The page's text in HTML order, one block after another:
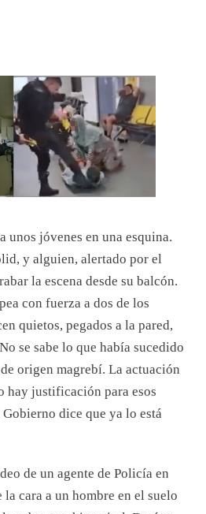
y alguien, alertado por el
la escena desde su balcón.
con fuerza a dos de los
quietos, pegados a la pared,
se sabe lo que había sucedido
origen magrebí. La actuación
hay justificación para esos
dice que ya lo está
de un agente de Policía en
cara a un hombre en el suelo